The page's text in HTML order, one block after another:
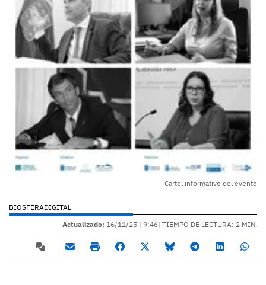
Cartel informativo del evento
BIOSFERADIGITAL
Actualizado: 16/11/25 | 9:46| TIEMPO DE LECTURA: 2 MIN.